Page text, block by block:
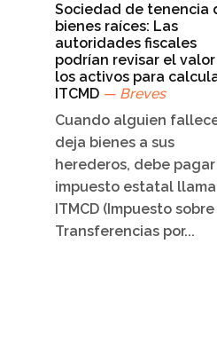
Sociedad de tenencia
bienes raíces: Las
autoridades fiscales
podrían revisar el
los activos para
ITCMD — Breves
Cuando alguien
deja bienes a sus
herederos, debe
impuesto estatal
ITMCD (Impuesto sobre
Transferencias por...